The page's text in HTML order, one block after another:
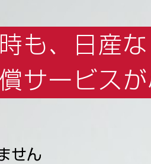
も、
日産
サービスが